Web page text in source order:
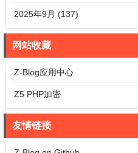
2025年9月 (137)
网站收藏
Z-Blog应用中心
Z5 PHP加密
友情链接